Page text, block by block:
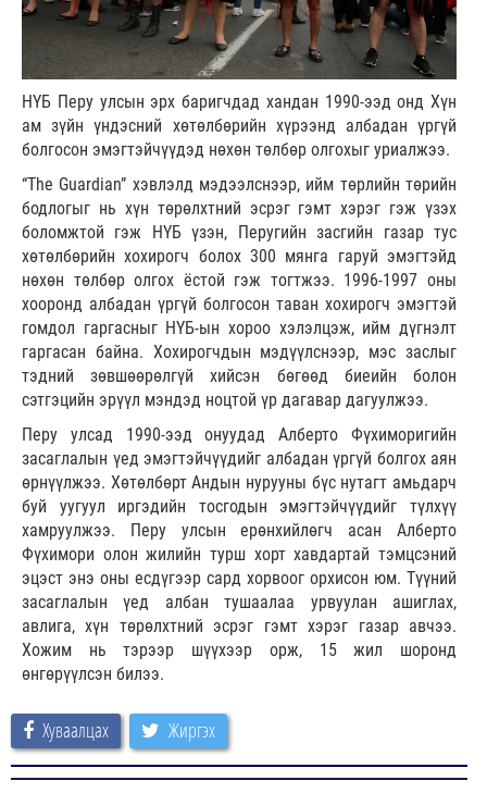
НҮБ Перу улсын эрх баригчдад хандан 1990-ээд онд Хүн
ам зүйн үндэсний хөтөлбөрийн хүрээнд албадан үргүй
болгосон эмэгтэйчүүдэд нөхөн төлбөр олгохыг уриалжээ.
“The Guardian” хэвлэлд мэдээлснээр, ийм төрлийн төрийн
бодлогыг нь хүн төрөлхтний эсрэг гэмт хэрэг гэж үзэх
боломжтой гэж НҮБ үзэн, Перугийн засгийн газар тус
хөтөлбөрийн хохирогч болох 300 мянга гаруй эмэгтэйд
нөхөн төлбөр олгох ёстой гэж тогтжээ. 1996-1997 оны
хооронд албадан үргүй болгосон таван хохирогч эмэгтэй
гомдол гаргасныг НҮБ-ын хороо хэлэлцэж, ийм дүгнэлт
гаргасан байна. Хохирогчдын мэдүүлснээр, мэс заслыг
тэдний зөвшөөрөлгүй хийсэн бөгөөд биеийн болон
сэтгэцийн эрүүл мэндэд ноцтой үр дагавар дагуулжээ.
Перу улсад 1990-ээд онуудад Алберто Фүхиморигийн
засаглалын үед эмэгтэйчүүдийг албадан үргүй болгох аян
өрнүүлжээ. Хөтөлбөрт Андын нурууны бүс нутагт амьдарч
буй уугуул иргэдийн тосгодын эмэгтэйчүүдийг түлхүү
хамруулжээ. Перу улсын ерөнхийлөгч асан Алберто
Фүхимори олон жилийн турш хорт хавдартай тэмцсэний
эцэст энэ оны есдүгээр сард хорвоог орхисон юм. Түүний
засаглалын үед албан тушаалаа урвуулан ашиглах,
авлига, хүн төрөлхтний эсрэг гэмт хэрэг газар авчээ.
Хожим нь тэрээр шүүхээр орж, 15 жил шоронд
өнгөрүүлсэн билээ.
Хуваалцах Жиргэх